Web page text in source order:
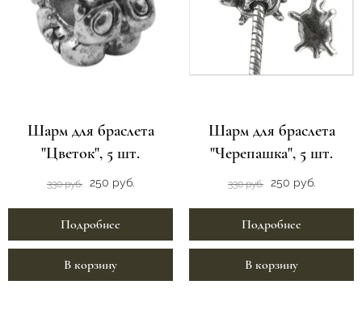
Шарм для браслета
"Цветок", 5 шт.
330 руб. 250 руб.
Подробнее
В корзину
Шарм для браслета
"Черепашка", 5 шт.
330 руб. 250 руб.
Подробнее
В корзину